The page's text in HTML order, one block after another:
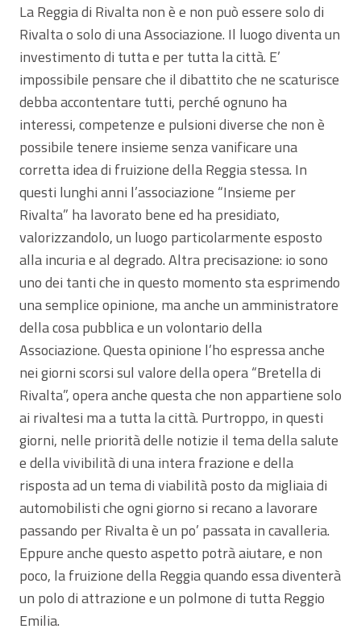
La Reggia di Rivalta non è e non può essere solo di
Rivalta o solo di una Associazione. Il luogo diventa un
investimento di tutta e per tutta la città. E’
impossibile pensare che il dibattito che ne scaturisce
debba accontentare tutti, perché ognuno ha
interessi, competenze e pulsioni diverse che non è
possibile tenere insieme senza vanificare una
corretta idea di fruizione della Reggia stessa. In
questi lunghi anni l’associazione “Insieme per
Rivalta” ha lavorato bene ed ha presidiato,
valorizzandolo, un luogo particolarmente esposto
alla incuria e al degrado. Altra precisazione: io sono
uno dei tanti che in questo momento sta esprimendo
una semplice opinione, ma anche un amministratore
della cosa pubblica e un volontario della
Associazione. Questa opinione l’ho espressa anche
nei giorni scorsi sul valore della opera “Bretella di
Rivalta”, opera anche questa che non appartiene solo
ai rivaltesi ma a tutta la città. Purtroppo, in questi
giorni, nelle priorità delle notizie il tema della salute
e della vivibilità di una intera frazione e della
risposta ad un tema di viabilità posto da migliaia di
automobilisti che ogni giorno si recano a lavorare
passando per Rivalta è un po’ passata in cavalleria.
Eppure anche questo aspetto potrà aiutare, e non
poco, la fruizione della Reggia quando essa diventerà
un polo di attrazione e un polmone di tutta Reggio
Emilia.